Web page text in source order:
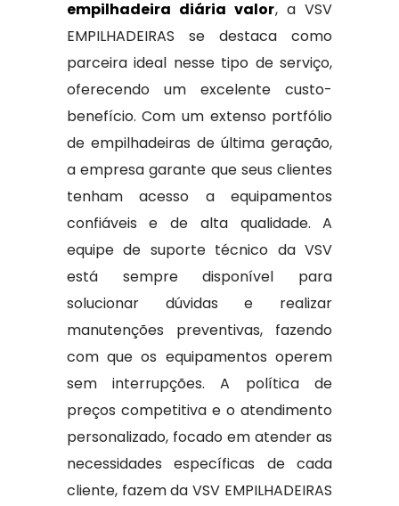
empilhadeira diária valor, a VSV
EMPILHADEIRAS se destaca como
parceira ideal nesse tipo de serviço,
oferecendo um excelente custo-
benefício. Com um extenso portfólio
de empilhadeiras de última geração,
a empresa garante que seus clientes
tenham acesso a equipamentos
confiáveis e de alta qualidade. A
equipe de suporte técnico da VSV
está sempre disponível para
solucionar dúvidas e realizar
manutenções preventivas, fazendo
com que os equipamentos operem
sem interrupções. A política de
preços competitiva e o atendimento
personalizado, focado em atender as
necessidades específicas de cada
cliente, fazem da VSV EMPILHADEIRAS